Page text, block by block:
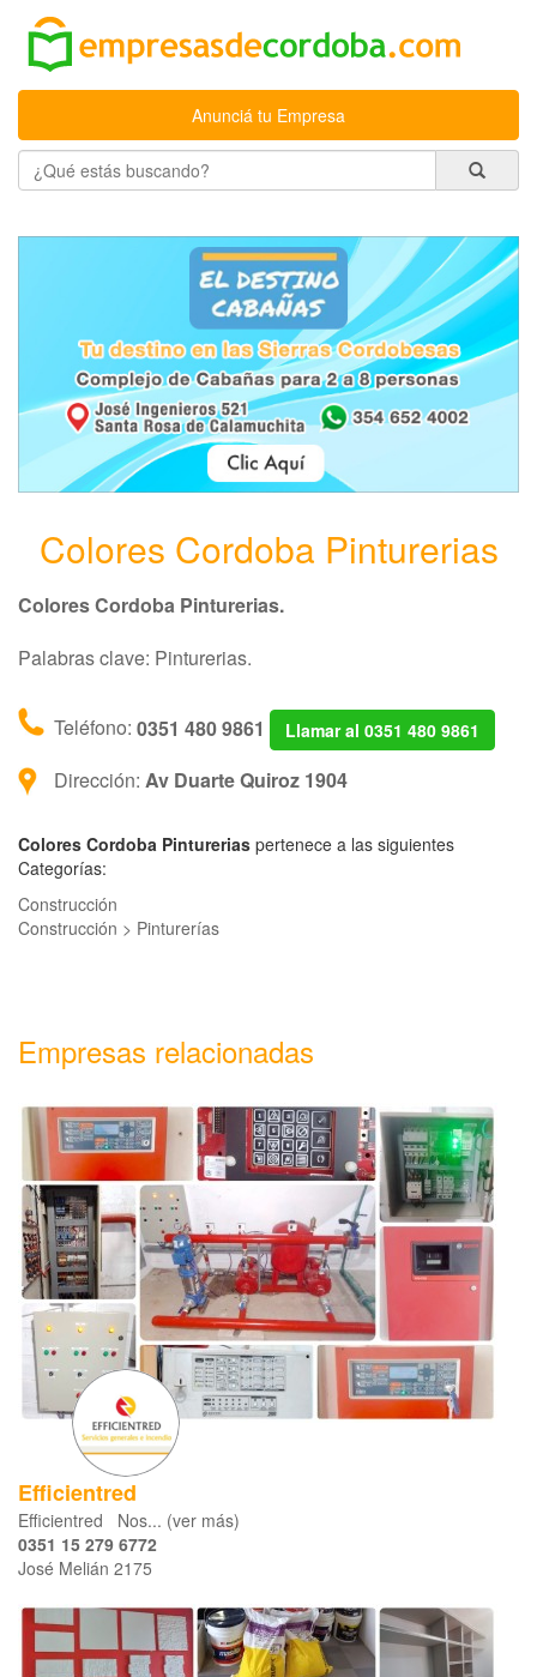
Anunciá tu Empresa
Colores Cordoba Pinturerias
Colores Cordoba Pinturerias.
Palabras clave: Pinturerias.
Teléfono: 0351 480 9861 Llamar al 0351 480 9861
Dirección: Av Duarte Quiroz 1904
Colores Cordoba Pinturerias pertenece a las siguientes
Categorías:
Construcción
Construcción > Pinturerías
Empresas relacionadas
Efficientred
Efficientred Nos... (ver más)
0351 15 279 6772
José Melián 2175